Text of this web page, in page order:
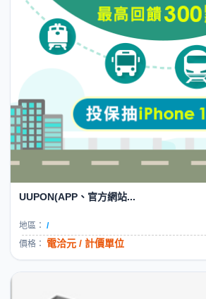
UUPON(APP、官方網站...
地區： /
價格： 電洽元 / 計價單位